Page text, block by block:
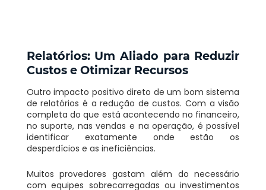
Relatórios: Um Aliado para Reduzir
Custos e Otimizar Recursos
Outro impacto positivo direto de um bom sistema
de relatórios é a redução de custos. Com a visão
completa do que está acontecendo no financeiro,
no suporte, nas vendas e na operação, é possível
identificar exatamente onde estão os
desperdícios e as ineficiências.
Muitos provedores gastam além do necessário
com equipes sobrecarregadas ou investimentos